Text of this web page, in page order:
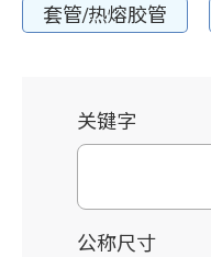
套管/热熔胶管
关键字
公称尺寸